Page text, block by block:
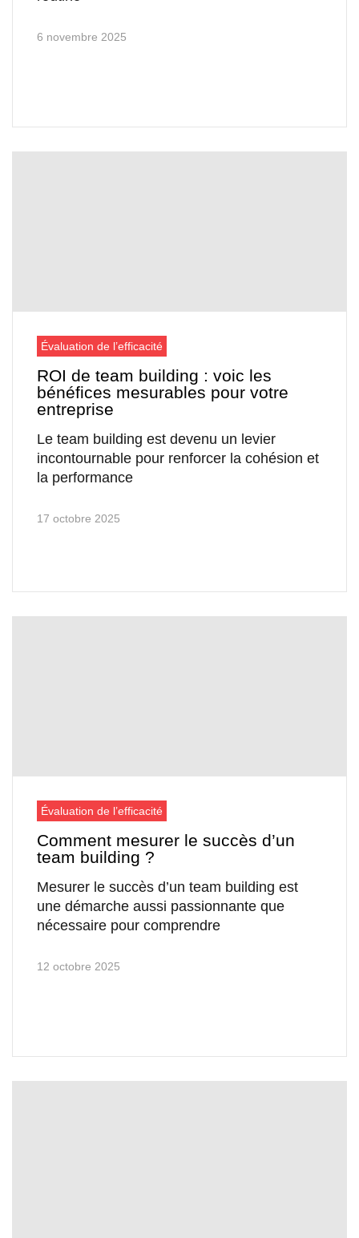
6 novembre 2025
Évaluation de l’efficacité
ROI de team building : voic les
bénéfices mesurables pour votre
entreprise
Le team building est devenu un levier
incontournable pour renforcer la cohésion et
la performance
17 octobre 2025
Évaluation de l’efficacité
Comment mesurer le succès d’un
team building ?
Mesurer le succès d’un team building est
une démarche aussi passionnante que
nécessaire pour comprendre
12 octobre 2025